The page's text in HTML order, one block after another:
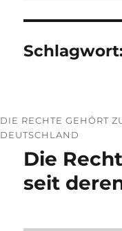
DIE RECHTE GEHÖRT
DEUTSCHLAND
Die
seit